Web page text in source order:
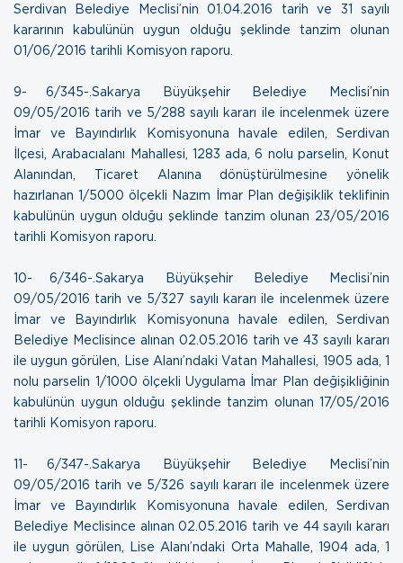
Serdivan Belediye Meclisi’nin 01.04.2016 tarih ve 31 sayılı
kararının kabulünün uygun olduğu şeklinde tanzim olunan
01/06/2016 tarihli Komisyon raporu.
9- 6/345-.Sakarya Büyükşehir Belediye Meclisi’nin
09/05/2016 tarih ve 5/288 sayılı kararı ile incelenmek üzere
İmar ve Bayındırlık Komisyonuna havale edilen, Serdivan
İlçesi, Arabacıalanı Mahallesi, 1283 ada, 6 nolu parselin, Konut
Alanından, Ticaret Alanına dönüştürülmesine yönelik
hazırlanan 1/5000 ölçekli Nazım İmar Plan değişiklik teklifinin
kabulünün uygun olduğu şeklinde tanzim olunan 23/05/2016
tarihli Komisyon raporu.
10- 6/346-.Sakarya Büyükşehir Belediye Meclisi’nin
09/05/2016 tarih ve 5/327 sayılı kararı ile incelenmek üzere
İmar ve Bayındırlık Komisyonuna havale edilen, Serdivan
Belediye Meclisince alınan 02.05.2016 tarih ve 43 sayılı kararı
ile uygun görülen, Lise Alanı’ndaki Vatan Mahallesi, 1905 ada, 1
nolu parselin 1/1000 ölçekli Uygulama İmar Plan değişikliğinin
kabulünün uygun olduğu şeklinde tanzim olunan 17/05/2016
tarihli Komisyon raporu.
11- 6/347-.Sakarya Büyükşehir Belediye Meclisi’nin
09/05/2016 tarih ve 5/326 sayılı kararı ile incelenmek üzere
İmar ve Bayındırlık Komisyonuna havale edilen, Serdivan
Belediye Meclisince alınan 02.05.2016 tarih ve 44 sayılı kararı
ile uygun görülen, Lise Alanı’ndaki Orta Mahalle, 1904 ada, 1